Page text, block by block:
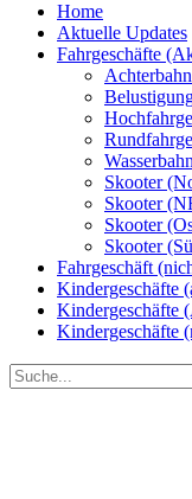
Home
Aktuelle Updates
Fahrgeschäfte
Skooter
Skooter
Skooter
Skooter
Fahrgeschäft
Kindergeschäfte
Kindergeschäfte
Kindergeschäfte